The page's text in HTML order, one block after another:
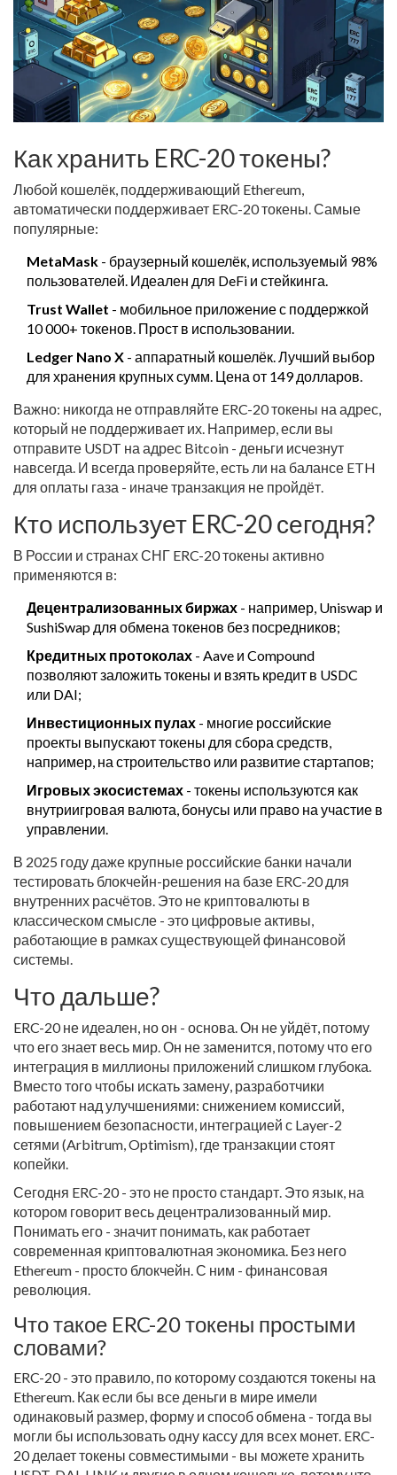
Как хранить ERC-20 токены?
Любой кошелёк, поддерживающий Ethereum,
автоматически поддерживает ERC-20 токены. Самые
популярные:
MetaMask - браузерный кошелёк, используемый 98%
пользователей. Идеален для DeFi и стейкинга.
Trust Wallet - мобильное приложение с поддержкой
10 000+ токенов. Прост в использовании.
Ledger Nano X - аппаратный кошелёк. Лучший выбор
для хранения крупных сумм. Цена от 149 долларов.
Важно: никогда не отправляйте ERC-20 токены на адрес,
который не поддерживает их. Например, если вы
отправите USDT на адрес Bitcoin - деньги исчезнут
навсегда. И всегда проверяйте, есть ли на балансе ETH
для оплаты газа - иначе транзакция не пройдёт.
Кто использует ERC-20 сегодня?
В России и странах СНГ ERC-20 токены активно
применяются в:
Децентрализованных биржах - например, Uniswap и
SushiSwap для обмена токенов без посредников;
Кредитных протоколах - Aave и Compound
позволяют заложить токены и взять кредит в USDC
или DAI;
Инвестиционных пулах - многие российские
проекты выпускают токены для сбора средств,
например, на строительство или развитие стартапов;
Игровых экосистемах - токены используются как
внутриигровая валюта, бонусы или право на участие в
управлении.
В 2025 году даже крупные российские банки начали
тестировать блокчейн-решения на базе ERC-20 для
внутренних расчётов. Это не криптовалюты в
классическом смысле - это цифровые активы,
работающие в рамках существующей финансовой
системы.
Что дальше?
ERC-20 не идеален, но он - основа. Он не уйдёт, потому
что его знает весь мир. Он не заменится, потому что его
интеграция в миллионы приложений слишком глубока.
Вместо того чтобы искать замену, разработчики
работают над улучшениями: снижением комиссий,
повышением безопасности, интеграцией с Layer-2
сетями (Arbitrum, Optimism), где транзакции стоят
копейки.
Сегодня ERC-20 - это не просто стандарт. Это язык, на
котором говорит весь децентрализованный мир.
Понимать его - значит понимать, как работает
современная криптовалютная экономика. Без него
Ethereum - просто блокчейн. С ним - финансовая
революция.
Что такое ERC-20 токены простыми
словами?
ERC-20 - это правило, по которому создаются токены на
Ethereum. Как если бы все деньги в мире имели
одинаковый размер, форму и способ обмена - тогда вы
могли бы использовать одну кассу для всех монет. ERC-
20 делает токены совместимыми - вы можете хранить